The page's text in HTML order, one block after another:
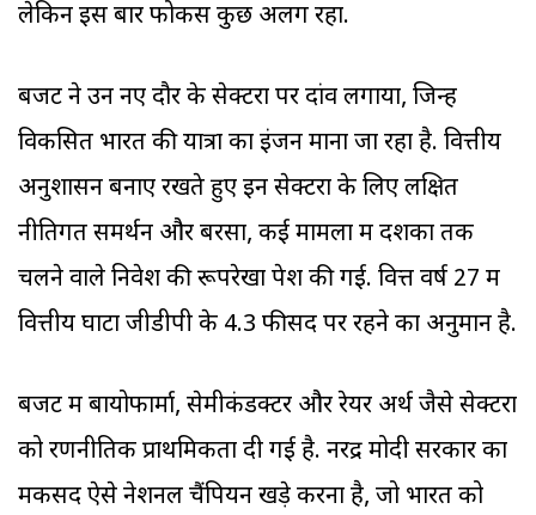
लेकिन इस बार फोकस कुछ अलग रहा.
बजट ने उन नए दौर के सेक्टरों पर दांव लगाया, जिन्हें
विकसित भारत की यात्रा का इंजन माना जा रहा है. वित्तीय
अनुशासन बनाए रखते हुए इन सेक्टरों के लिए लक्षित
नीतिगत समर्थन और बरसों, कई मामलों में दशकों तक
चलने वाले निवेश की रूपरेखा पेश की गई. वित्त वर्ष 27 में
वित्तीय घाटा जीडीपी के 4.3 फीसद पर रहने का अनुमान है.
बजट में बायोफार्मा, सेमीकंडक्टर और रेयर अर्थ जैसे सेक्टरों
को रणनीतिक प्राथमिकता दी गई है. नरेंद्र मोदी सरकार का
मकसद ऐसे नेशनल चैंपियन खड़े करना है, जो भारत को